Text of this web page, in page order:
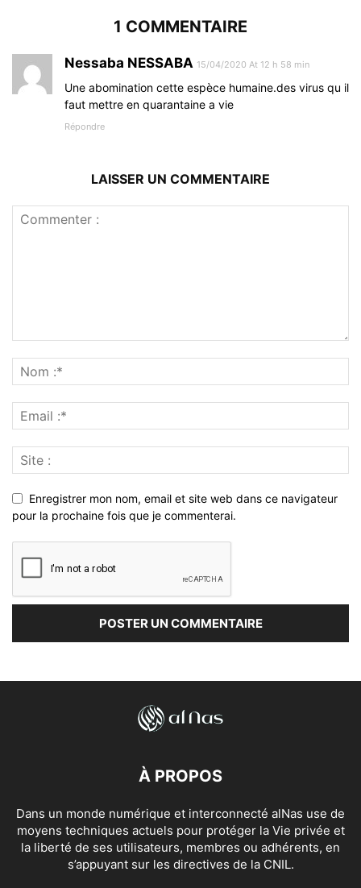
1 COMMENTAIRE
Nessaba NESSABA 15/04/2020 At 12 h 58 min
Une abomination cette espèce humaine.des virus qu il
faut mettre en quarantaine a vie
Répondre
LAISSER UN COMMENTAIRE
Enregistrer mon nom, email et site web dans ce navigateur
pour la prochaine fois que je commenterai.
À PROPOS
Dans un monde numérique et interconnecté alNas use de
moyens techniques actuels pour protéger la Vie privée et
la liberté de ses utilisateurs, membres ou adhérents, en
s’appuyant sur les directives de la CNIL.